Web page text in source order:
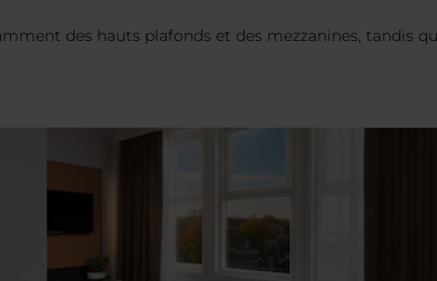
des hauts plafonds et des mezzanines, tandis